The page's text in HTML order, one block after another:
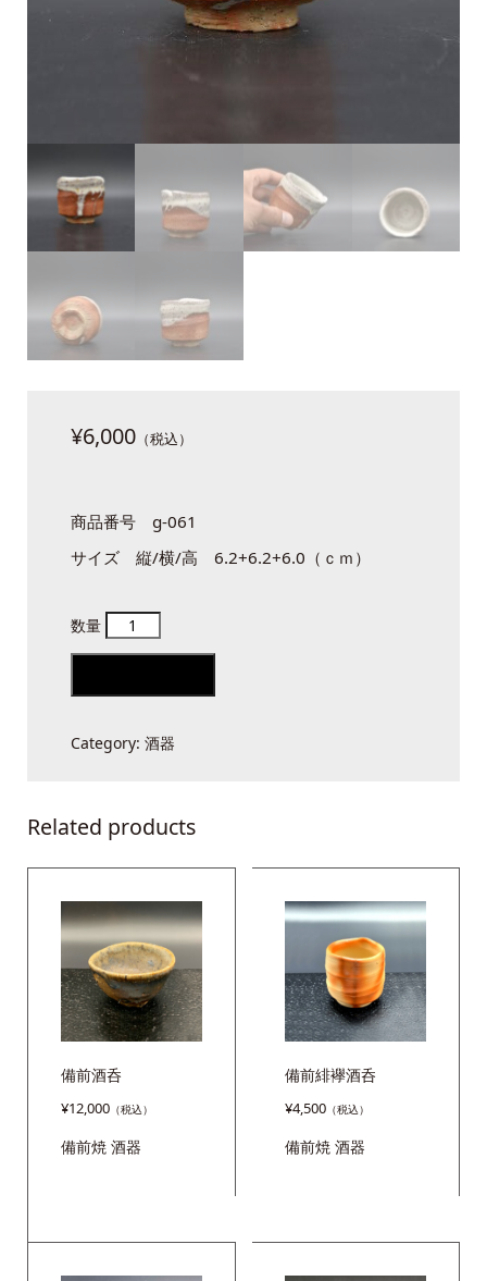
¥6,000
商品番号 g-061
サイズ 縦/横/高 6.2+6.2+6.0（ｃｍ）
い
Category: 酒器
Related products
備前酒呑
¥12,000
備前焼 酒器
備前緋襷酒呑
¥4,500
備前焼 酒器